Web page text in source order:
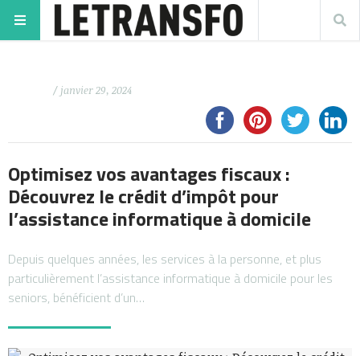
/ janvier 29, 2024
Optimisez vos avantages fiscaux :
Découvrez le crédit d’impôt pour
l’assistance informatique à domicile
Depuis quelques années, les services à la personne, et plus
particulièrement l’assistance informatique à domicile pour les
seniors, bénéficient d’un…